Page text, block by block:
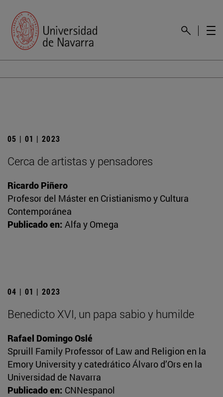
05 | 01 | 2023
Cerca de artistas y pensadores
Ricardo Piñero
Profesor del Máster en Cristianismo y Cultura
Contemporánea
Publicado en: Alfa y Omega
04 | 01 | 2023
Benedicto XVI, un papa sabio y humilde
Rafael Domingo Oslé
Spruill Family Professor of Law and Religion en la
Emory University y catedrático Álvaro d’Ors en la
Universidad de Navarra
Publicado en: CNNespanol